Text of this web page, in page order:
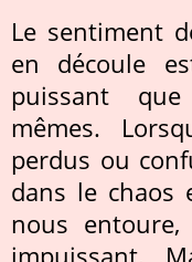
Le sentiment
en découle
puissant
mêmes.
perdus ou
dans le
nous